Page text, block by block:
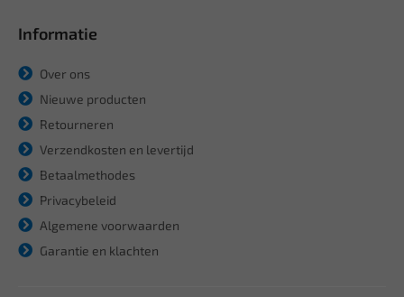
Informatie
Over ons
Nieuwe producten
Retourneren
Verzendkosten en levertijd
Betaalmethodes
Privacybeleid
Algemene voorwaarden
Garantie en klachten